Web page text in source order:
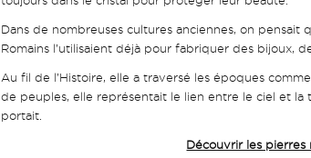
Dans de nombreuses cultures anciennes, on
Romains l’utilisaient déjà pour fabriquer des bijoux,
Au fil de l’Histoire, elle a traversé les époques
de peuples, elle représentait le lien entre le ciel et
portait.
Découvrir les pierres